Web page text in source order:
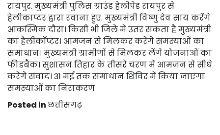
रायपुर. मुख्यमंत्री पुलिस ग्राउंड हेलीपेड रायपुर से
हेलीकाप्टर द्वारा रवाना हुए. मुख्यमंत्री विष्णु देव साय करेंगे
आकस्मिक दौरा। किसी भी जिले में उतर सकता है मुख्यमंत्री
का हैलीकॉप्टर। आमजन से मिलकर करेंगे समस्याओं का
समाधान। मुख्यमंत्री ग्रामीणों से मिलकर लेंगे योजनाओं का
फीडबैक। सुशासन तिहार के तीसरे चरण में आमजन से सीधे
करेंगे संवाद। 31 मई तक समाधान शिविर में किया जाएगा
समस्याओं का निराकरण
Posted inछत्तीसगढ़